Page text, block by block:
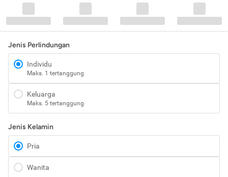
Jenis Perlindungan
Individu
Maks. 1 tertanggung
Keluarga
Maks. 5 tertanggung
Jenis Kelamin
Pria
Wanita